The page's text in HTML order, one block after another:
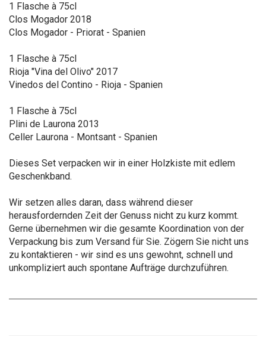
1 Flasche à 75cl
Clos Mogador 2018
Clos Mogador - Priorat - Spanien
1 Flasche à 75cl
Rioja "Vina del Olivo" 2017
Vinedos del Contino - Rioja - Spanien
1 Flasche à 75cl
Plini de Laurona 2013
Celler Laurona - Montsant - Spanien
Dieses Set verpacken wir in einer Holzkiste mit edlem
Geschenkband.
Wir setzen alles daran, dass während dieser
herausfordernden Zeit der Genuss nicht zu kurz kommt.
Gerne übernehmen wir die gesamte Koordination von der
Verpackung bis zum Versand für Sie. Zögern Sie nicht uns
zu kontaktieren - wir sind es uns gewohnt, schnell und
unkompliziert auch spontane Aufträge durchzuführen.